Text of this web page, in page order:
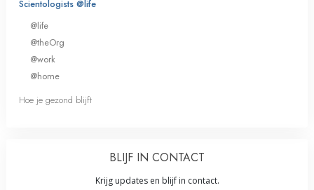
Scientologists @life
@life
@theOrg
@work
@home
Hoe je gezond blijft
BLIJF IN CONTACT
Krijg updates en blijf in contact.